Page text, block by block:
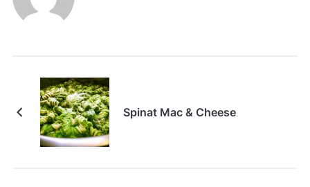
Spinat Mac & Cheese